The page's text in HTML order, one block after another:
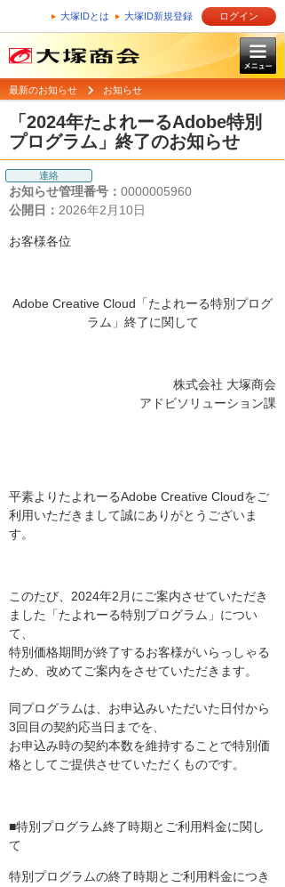
大塚IDとは 大塚ID新規登録 ログイン
最新のお知らせ お知らせ
「2024年たよれーるAdobe特別
プログラム」終了のお知らせ
連絡
お知らせ管理番号： 0000005960
公開日： 2026年2月10日
お客様各位
Adobe Creative Cloud「たよれーる特別プログ
ラム」終了に関して
株式会社 大塚商会
アドビソリューション課
平素よりたよれーるAdobe Creative Cloudをご
利用いただきまして誠にありがとうございま
す。
このたび、2024年2月にご案内させていただき
ました「たよれーる特別プログラム」につい
て、
特別価格期間が終了するお客様がいらっしゃる
ため、改めてご案内をさせていただきます。
同プログラムは、お申込みいただいた日付から
3回目の契約応当日までを、
お申込み時の契約本数を維持することで特別価
格としてご提供させていただくものです。
■特別プログラム終了時期とご利用料金に関し
て
特別プログラムの終了時期とご利用料金につき